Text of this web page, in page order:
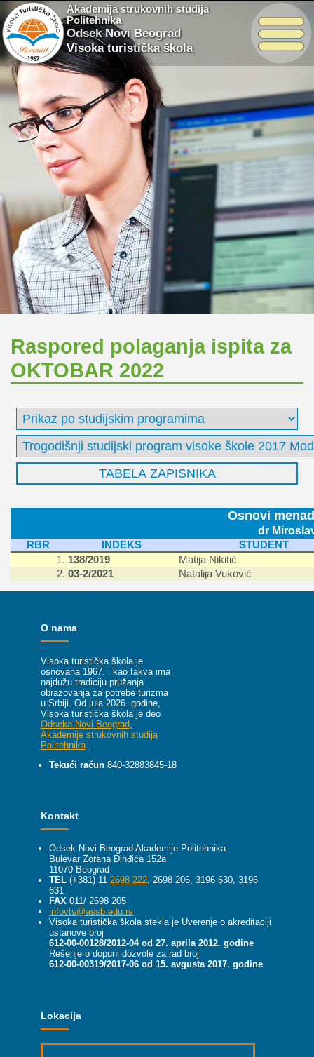
Akademija strukovnih studija
Politehnika
Odsek Novi Beograd
Visoka turistička škola
Raspored polaganja ispita za
OKTOBAR 2022
Osnovi
dr
RBR INDEKS
STUDENT
1. 138/2019
Matija Nikitić
2. 03-2/2021 Natalija Vuković
O nama
Visoka turistička škola je
osnovana 1967. i kao takva ima
najdužu tradiciju pružanja
obrazovanja za potrebe turizma
u Srbiji. Od jula 2026. godine,
Visoka turistička škola je deo
Odseka Novi Beograd
Akademije strukovnih studija
Politehnika
Tekući račun 840-32883845-18
Kontakt
Odsek Novi Beograd Akademije Politehnika
Bulevar Zorana Đinđića 152a
11070 Beograd
TEL (+381) 112698 222, 2698 206, 3196 630, 3196
631
FAX 011/ 2698 205
infovts@assb.edu.rs
Visoka turistička škola stekla je Uverenje o akreditaciji
ustanove broj
612-00-00128/2012-04 od 27. aprila 2012. godine
Rešenje o dopuni dozvole za rad broj
612-00-00319/2017-06 od 15. avgusta 2017. godine
Lokacija